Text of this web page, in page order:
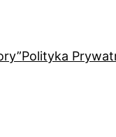
Polityka